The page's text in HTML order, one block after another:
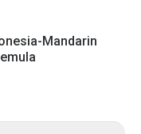
Mandarin